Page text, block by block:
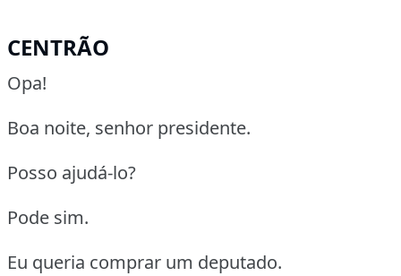
CENTRÃO
Opa!
Boa noite, senhor presidente.
Posso ajudá-lo?
Pode sim.
Eu queria comprar um deputado.